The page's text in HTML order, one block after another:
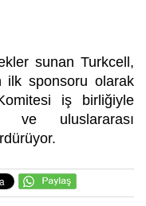
sunan Turkcell,
ilk sponsoru olarak
iş birliğiyle
ve uluslararası